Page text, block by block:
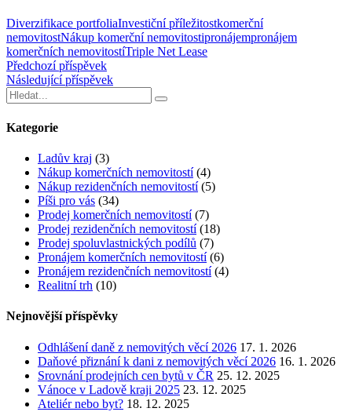
Diverzifikace portfoliaInvestiční příležitostkomerční
nemovitostNákup komerční nemovitostipronájempronájem
komerčních nemovitostíTriple Net Lease
Předchozí příspěvek
Následující příspěvek
Kategorie
Ladův kraj (3)
Nákup komerčních nemovitostí(4)
Nákup rezidenčních nemovitostí(5)
Píši pro vás (34)
Prodej komerčních nemovitostí(7)
Prodej rezidenčních nemovitostí(18)
Prodej spoluvlastnických podílů (7)
Pronájem komerčních nemovitostí(6)
Pronájem rezidenčních nemovitostí(4)
Realitní trh (10)
Nejnovější příspěvky
Odhlášení daně z nemovitých věcí 2026 17. 1. 2026
Daňové přiznání k dani z nemovitých věcí 2026 16. 1. 2026
Srovnání prodejních cen bytů v ČR 25. 12. 2025
Vánoce v Ladově kraji 2025 23. 12. 2025
Ateliér nebo byt? 18. 12. 2025